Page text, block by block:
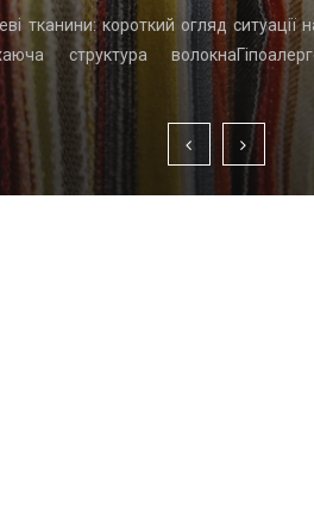
тканини: короткий огляд
структура